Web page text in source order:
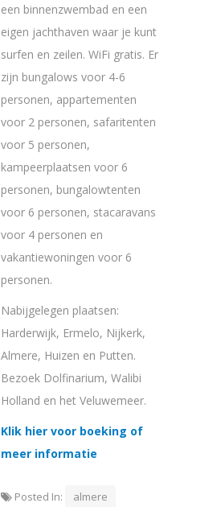
een binnenzwembad en een
eigen jachthaven waar je kunt
surfen en zeilen. WiFi gratis. Er
zijn bungalows voor 4-6
personen, appartementen
voor 2 personen, safaritenten
voor 5 personen,
kampeerplaatsen voor 6
personen, bungalowtenten
voor 6 personen, stacaravans
voor 4 personen en
vakantiewoningen voor 6
personen.
Nabijgelegen plaatsen:
Harderwijk, Ermelo, Nijkerk,
Almere, Huizen en Putten.
Bezoek Dolfinarium, Walibi
Holland en het Veluwemeer.
Klik hier voor boeking of
meer informatie
Posted In: almere